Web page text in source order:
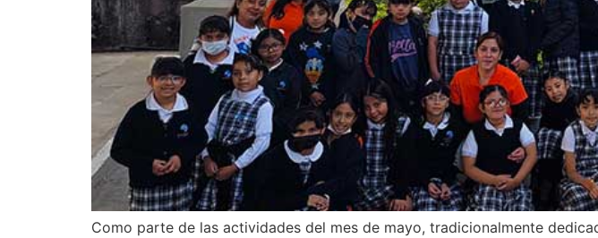
Como parte de las actividades del mes de mayo, tradicionalmente